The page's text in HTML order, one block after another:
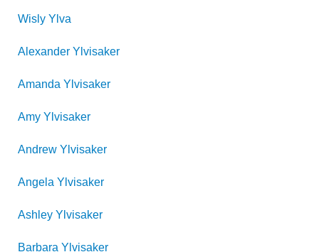
Wisly Ylva
Alexander Ylvisaker
Amanda Ylvisaker
Amy Ylvisaker
Andrew Ylvisaker
Angela Ylvisaker
Ashley Ylvisaker
Barbara Ylvisaker